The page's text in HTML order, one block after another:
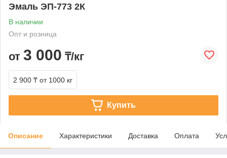
Эмаль ЭП-773 2К
В наличии
Опт и розница
от 3 000 ₸/кг
2 900 ₸ от 1000 кг
Купить
Описание Характеристики Доставка Оплата